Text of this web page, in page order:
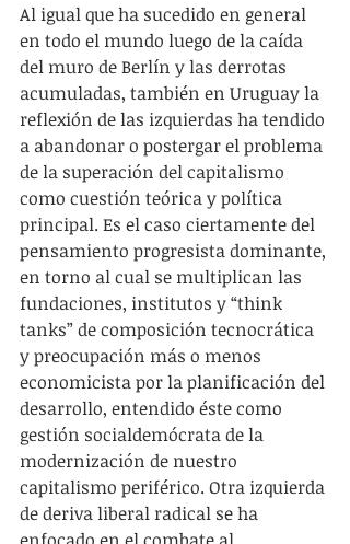
Al igual que ha sucedido en general
en todo el mundo luego de la caída
del muro de Berlín y las derrotas
acumuladas, también en Uruguay la
reflexión de las izquierdas ha tendido
a abandonar o postergar el problema
de la superación del capitalismo
como cuestión teórica y política
principal. Es el caso ciertamente del
pensamiento progresista dominante,
en torno al cual se multiplican las
fundaciones, institutos y “think
tanks” de composición tecnocrática
y preocupación más o menos
economicista por la planificación del
desarrollo, entendido éste como
gestión socialdemócrata de la
modernización de nuestro
capitalismo periférico. Otra izquierda
de deriva liberal radical se ha